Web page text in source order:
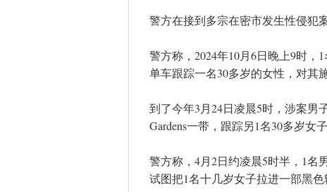
警方在接到多宗在密市发生性侵犯
警方称，2024年10月6日晚上9时，
单车跟踪一名30多岁的女性，对其
到了今年3月24日凌晨5时，涉案男
Gardens一带，跟踪另1名30多岁女
警方称，4月2日约凌晨5时半，1名
试图把1名十几岁女子拉进一部黑色